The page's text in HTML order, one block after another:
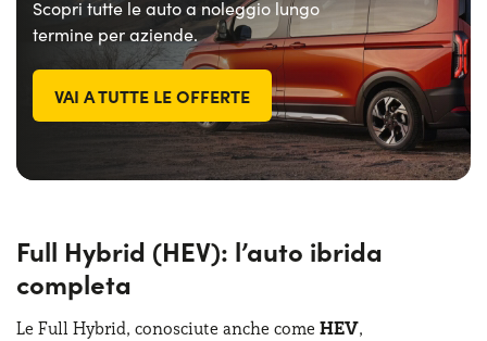
Scopri tutte le auto a noleggio lungo
termine per aziende.
VAI A TUTTE LE OFFERTE
Full Hybrid (HEV): l’auto ibrida
completa
Le Full Hybrid, conosciute anche come HEV,